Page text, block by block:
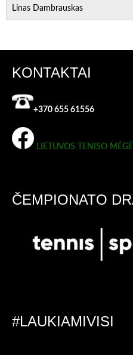
Linas Dambrauskas
KONTAKTAI
+370 655 61556
LIETUVOS TENISO
ČEMPIONATO
#LAUKIAMIVISI